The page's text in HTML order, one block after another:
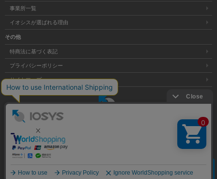
事業所一覧
イオシスが選ばれる理由
その他
特商法に基づく表記
プライバシーポリシー
サイトマップ
Copyright © 株式会社イオシス All Rights Reserved. クリア
商品を探す